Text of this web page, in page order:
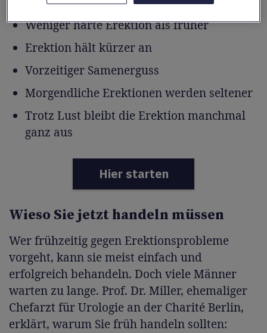
Weniger harte Erektion als früher
Erektion hält kürzer an
Vorzeitiger Samenerguss
Morgendliche Erektionen werden seltener
Trotz Lust bleibt die Erektion manchmal
ganz aus
Hier starten
Wieso Sie jetzt handeln müssen
Wer frühzeitig gegen Erektionsprobleme
vorgeht, kann sie meist einfach und
erfolgreich behandeln. Doch viele Männer
warten zu lange. Prof. Dr. Miller, ehemaliger
Chefarzt für Urologie an der Charité Berlin,
erklärt, warum Sie früh handeln sollten: